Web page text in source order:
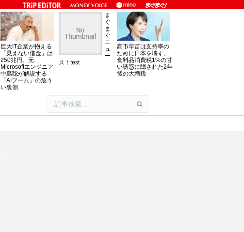
巨大IT企業が抱える
「見えない借金」は
250兆円。元
Microsoftエンジニア
中島聡が解説する
「AIブーム」の危う
い裏側
ま
ぐ
ま
ぐ
ニ
ュ
ー
ス！test
高市早苗は支持率の
ために日本を壊す。
食料品消費税1%の甘
い誘惑に隠された2年
後の大増税